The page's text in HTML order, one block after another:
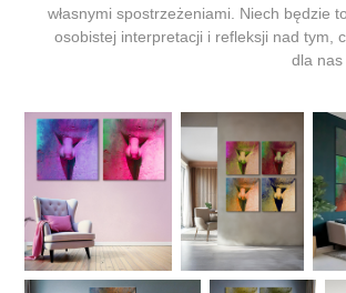
własnymi spostrzeżeniami. Niech będzie
osobistej interpretacji i refleksji nad tym,
dla nas